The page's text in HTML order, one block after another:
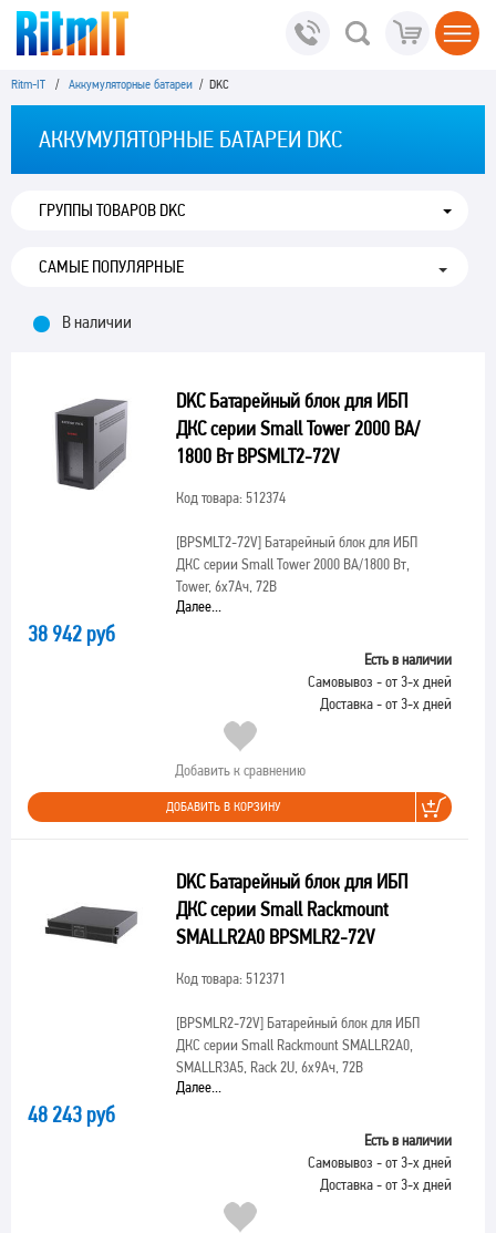
Ritm-IT / Аккумуляторные батареи / DKC
АККУМУЛЯТОРНЫЕ БАТАРЕИ DKC
ГРУППЫ ТОВАРОВ DKC
В наличии
DKC Батарейный блок для ИБП
ДКС серии Small Tower 2000 ВА/
1800 Вт BPSMLT2-72V
Код товара: 512374
[BPSMLT2-72V]Батарейный блок для ИБП
ДКС серии Small Tower 2000 ВА/1800 Вт,
Tower, 6х7Ач, 72В
Далее...
38 942 руб
Есть в наличии
Самовывоз - от 3-х дней
Доставка - от 3-х дней
Добавить к сравнению
ДОБАВИТЬ В КОРЗИНУ
DKC Батарейный блок для ИБП
ДКС серии Small Rackmount
SMALLR2A0 BPSMLR2-72V
Код товара: 512371
[BPSMLR2-72V]Батарейный блок для ИБП
ДКС серии Small Rackmount SMALLR2A0,
SMALLR3A5, Rack 2U, 6х9Ач, 72В
Далее...
48 243 руб
Есть в наличии
Самовывоз - от 3-х дней
Доставка - от 3-х дней